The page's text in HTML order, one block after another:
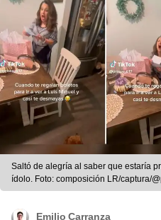
Saltó de alegría al saber que estaría
ídolo. Foto: composición LR/captura/
Emilio Carranza